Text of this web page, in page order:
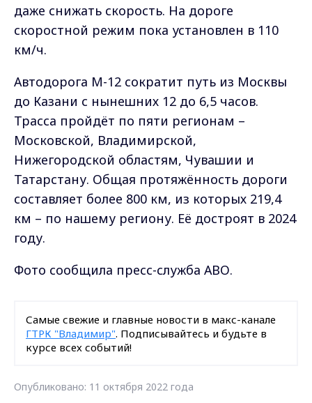
даже снижать скорость. На дороге
скоростной режим пока установлен в 110
км/ч.
Автодорога М-12 сократит путь из Москвы
до Казани с нынешних 12 до 6,5 часов.
Трасса пройдёт по пяти регионам –
Московской, Владимирской,
Нижегородской областям, Чувашии и
Татарстану. Общая протяжённость дороги
составляет более 800 км, из которых 219,4
км – по нашему региону. Её достроят в 2024
году.
Фото сообщила пресс-служба АВО.
Самые свежие и главные новости в макс-канале
ГТРК "Владимир". Подписывайтесь и будьте в
курсе всех событий!
Опубликовано: 11 октября 2022 года